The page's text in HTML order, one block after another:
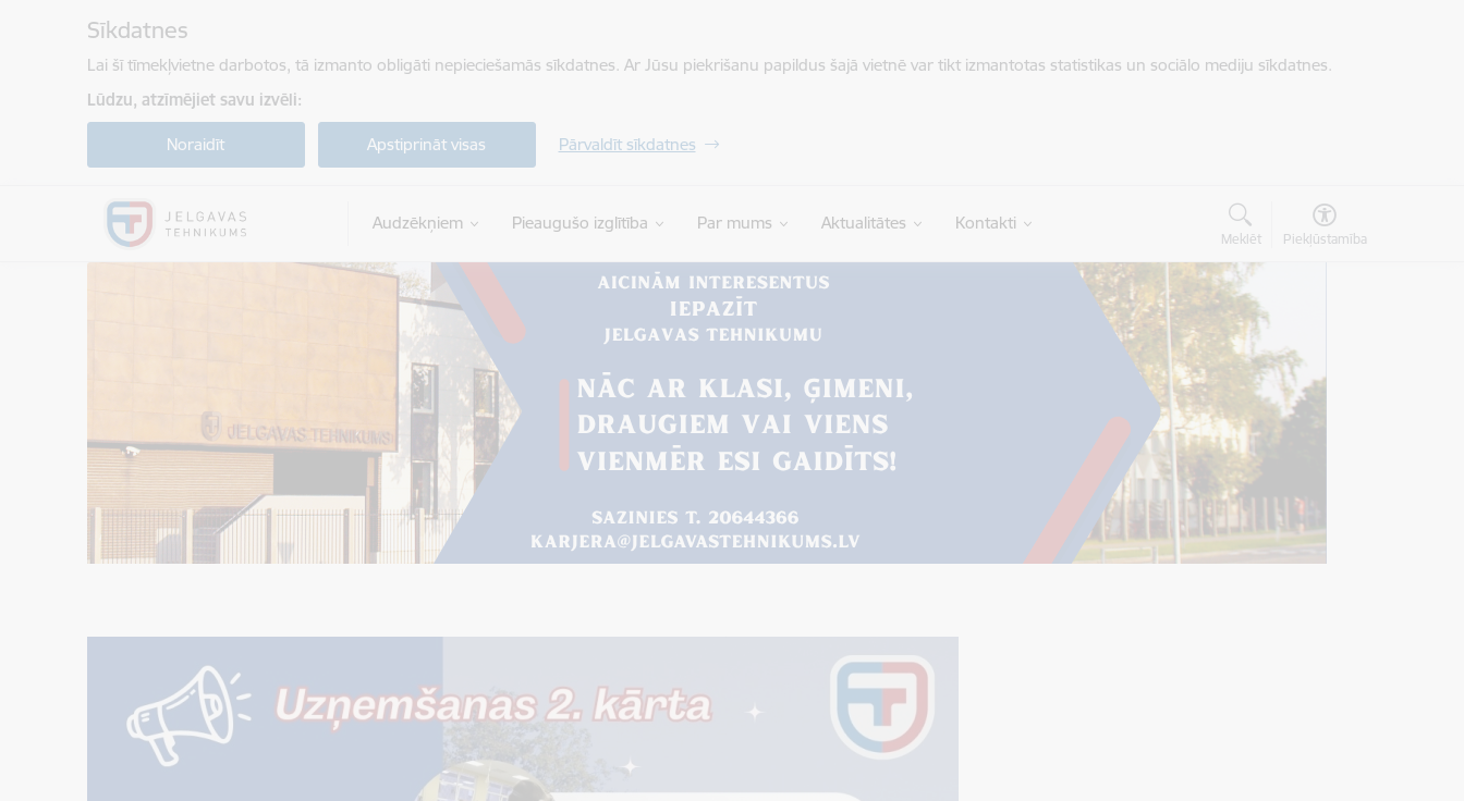
Sīkdatnes
Lai šī tīmekļvietne darbotos, tā izmanto obligāti nepieciešamās sīkdatnes. Ar Jūsu piekrišanu papildus šajā vietnē var tikt izmantotas statistikas un sociālo mediju sīkdatnes.
Lūdzu, atzīmējiet savu izvēli:
Noraidīt Apstiprināt visas Pārvaldīt sīkdatnes
Audzēkņiem Pieaugušo izglītība Par mums Aktualitātes Kontakti
Meklēt Piekļūstamība